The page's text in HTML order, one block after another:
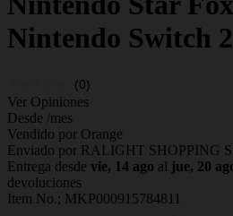
Nintendo Switch 2
(0)
Ver Opiniones
Desde /mes
Vendido por Orange
Enviado por RALIGHT SHOPPING
Entrega desde vie, 14 ago al jue, 20
devoluciones
Item No.; MKP000915784811